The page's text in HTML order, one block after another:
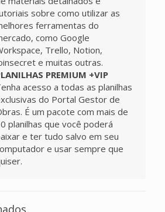
sobre como utilizar as
ferramentas do
como Google
Trello, Notion,
e muitas outras.
PREMIUM +VIP
acesso a todas as planilhas
do Portal Gestor de
É um pacote com mais de
planilhas que você poderá
e ter tudo salvo em seu
e usar sempre que